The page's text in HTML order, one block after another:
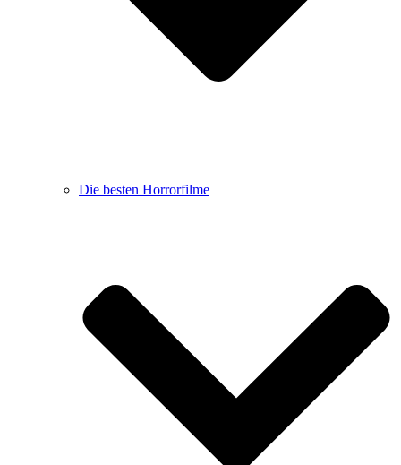
Die besten Horrorfilme